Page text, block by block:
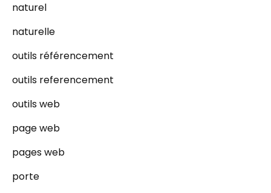
naturel
naturelle
outils référencement
outils referencement
outils web
page web
pages web
porte